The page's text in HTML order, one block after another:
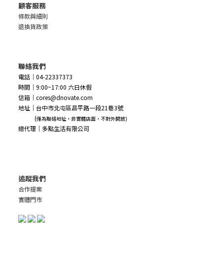
顧客服務
條款與細則
退換貨政策
聯絡我們
電話｜04-22337373
時間｜9:00~17:00 六日休假
信箱｜cores@dnovate.com
地址｜台中市北屯區昌平路一段21巷3號
(僅為聯絡地址，非實體店面，不對外開放)
總代理｜多點生活有限公司
追蹤我們
合作提案
實體門市